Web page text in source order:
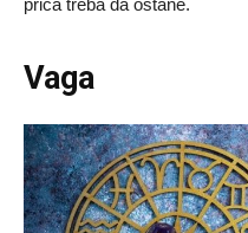
priča treba da ostane.
Vaga